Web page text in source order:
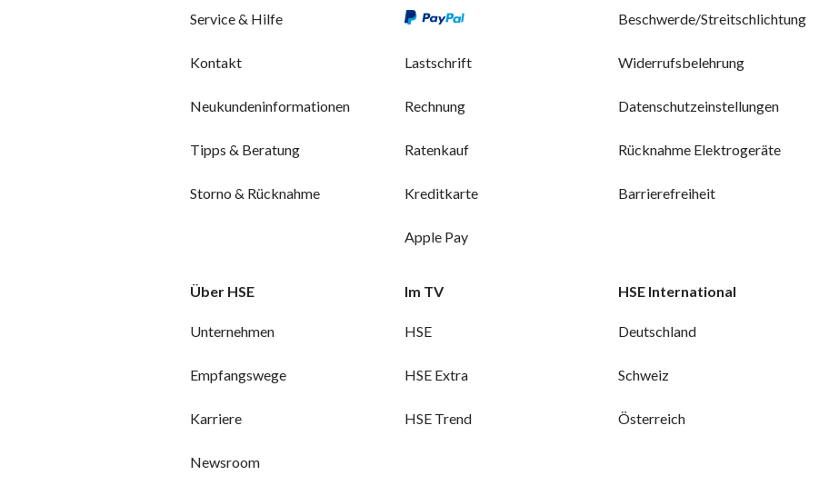
Service & Hilfe
Kontakt
Neukundeninformationen
Tipps & Beratung
Storno & Rücknahme
Lastschrift
Rechnung
Ratenkauf
Kreditkarte
Apple Pay
Beschwerde/Streitschlichtung
Widerrufsbelehrung
Datenschutzeinstellungen
Rücknahme Elektrogeräte
Barrierefreiheit
Über HSE
Unternehmen
Empfangswege
Karriere
Newsroom
Im TV
HSE
HSE Extra
HSE Trend
HSE International
Deutschland
Schweiz
Österreich